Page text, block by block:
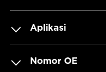
Aplikasi
Nomor OE